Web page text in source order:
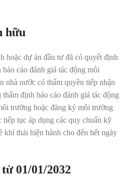
hữu
hoặc dự án đầu tư đã có quyết định
cáo đánh giá tác động môi
nhà nước có thẩm quyền tiếp nhận
định báo cáo đánh giá tác động
trường hoặc đăng ký môi trường
tục áp dụng các quy chuẩn kỹ
khí thải hiện hành cho đến hết ngày
01/01/2032